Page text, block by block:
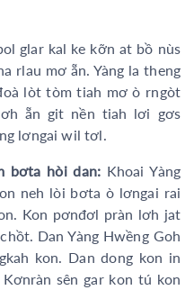
glar kal ke kỡn at bồ nùs
rlau mơ ẵn. Yàng la theng
lòt tòm tiah mơ ò rngòt
ẵn git nền tiah lơi gơs
lơngai wil tơl.
bơta hòi dan: Khoai Yàng
neh lòi bơta ò lơngai rai
Kon pơnđơl pràn lơh jat
Dan Yàng Hwềng Goh
kon. Dan dong kon in
sên gar kon tú kon